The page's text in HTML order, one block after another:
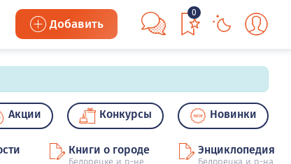
Добавить
0
Акции Конкурсы Новинки
Книги о городе
Белорецке и р-не
Энциклопедия
Белорецка и р-на